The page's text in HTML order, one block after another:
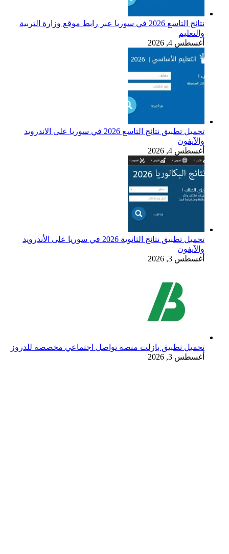
نتائج التاسع 2026 في سوريا عبر رابط موقع وزارة التربية
والتعليم
أغسطس 4, 2026
تحميل تطبيق نتائج التاسع 2026 في سوريا على الاندرويد
والآيفون
أغسطس 4, 2026
تحميل تطبيق نتائج الثانوية 2026 في سوريا على الأندرويد
والآيفون
أغسطس 3, 2026
تحميل تطبيق بازلت منصة تواصل اجتماعي مخصصة للدروز
أغسطس 3, 2026